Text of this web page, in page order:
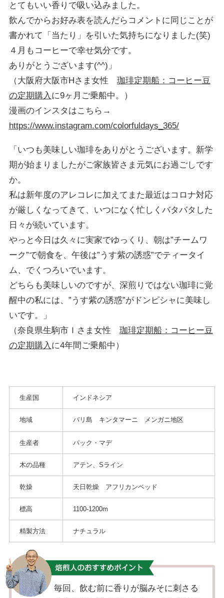
とてもいい香りで吸い込みました。
飲んでからお好み表を読んだらコメントに同じことが
書かれて「当たり」を引いた気持ちになりました(笑)
４月もコーヒーで幸せ気分です。
ありがとうございます(^^)」
（大阪府大阪市Hさま女性 珈琲定期船：コーヒー豆
の定期購入 に9ヶ月ご乗船中。）
漫画のインスタはこちら→
https://www.instagram.com/colorfuldays_365/
「いつも美味しい珈琲をありがとうございます。新学
期が始まりましたがご家族皆さま元気にお過ごしです
か。
私は新年度のアレコレに加えてまた最近はコロナ対応
が厳しくなってきて、いつになく忙しくバタバタした
日々が続いています。
やっと今日は久々に実家でゆっくり、朝は”チームワ
ーク”で朝食を、午後は”うす紫の誘惑”でティータイ
ム、でくつろいでいます。
どちらも美味しいのですが、深煎りではない珈琲に覚
醒中の私には、”うす紫の誘惑”がドンピシャに美味し
いです。」
（奈良県生駒市Ｉさま女性 珈琲定期船：コーヒー豆
の定期購入 に4年間ご乗船中）
生産国 インドネシア
地域 バリ島 キンタマーニ メンガニ地区
生産者 パック・マデ
木の品種 アテン、Sライン
乾燥 天日乾燥 アフリカンベッド
標高 1100-1200m
精製方法 ナチュラル
毎回、飲む前に香りが脳みそに刺さる